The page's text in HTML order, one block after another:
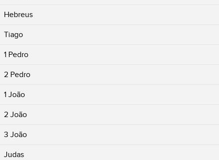
Hebreus
Tiago
1 Pedro
2 Pedro
1 João
2 João
3 João
Judas